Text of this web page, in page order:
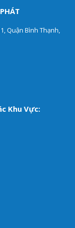
cho tủ lạnh
và an toàn.
Quận Bình Thạnh,
Khu Vực: